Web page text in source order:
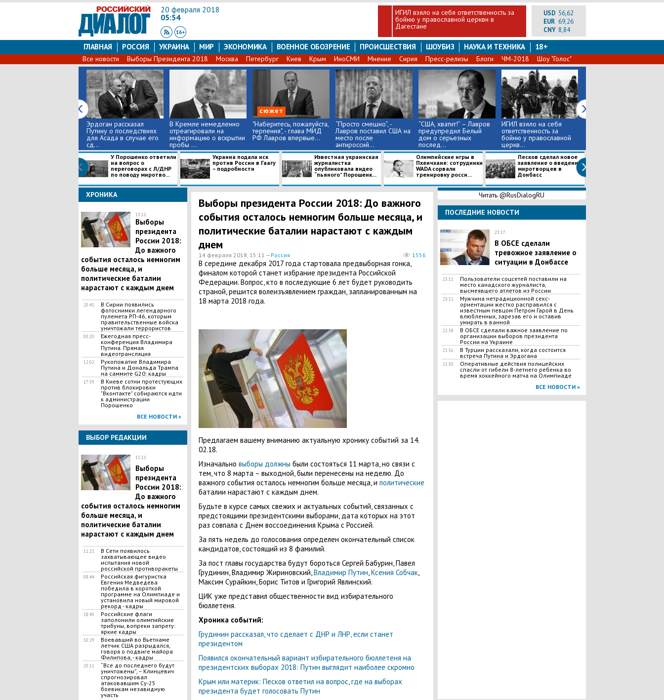
20 февраля 2018
05:54
​ИГИЛ взяло на себя ответственность за
бойню у православной церкви в
Дагестане
USD 56,62
EUR 69,26
CNY 8,84
ГЛАВНАЯ РОССИЯ УКРАИНА МИР ЭКОНОМИКА ВОЕННОЕ ОБОЗРЕНИЕ ПРОИСШЕСТВИЯ ШОУБИЗ НАУКА И ТЕХНИКА 18+
Все новости Выборы Президента 2018 Москва Петербург Киев Крым ИноСМИ Мнение Сирия Пресс-релизы Блоги ЧМ-2018 Шоу "Голос"
Эрдоган рассказал
Путину о последствиях
для Асада в случае его
сд...
В Кремле немедленно
отреагировали на
информацию о вскрытии
пробы ...
сюжет
"Наберитесь, пожалуйста,
терпения", - глава МИД
РФ Лавров впервые...
​“Просто смешно”, -
Лавров поставил США на
место после
антироссий...
​“США, хватит!” – Лавров
предупредил Белый
дом о серьезных
послед...
​ИГИЛ взяло на себя
ответственность за
бойню у православной
церкв...
У Порошенко ответили
на вопрос о
переговорах с Л/ДНР
по поводу миротво...
Украина подала иск
против России в Гаагу
– подробности
Известная украинская
журналистка
опубликовала видео
“пьяного” Порошенк...
Олимпийские игры в
Пхенчхане: сотрудники
WADA сорвали
тренировку росси...
Песков сделал новое
заявление о введении
миротворцев в
Донбасс
ХРОНИКА
15:11
Выборы
президента
России 2018:
До важного
события осталось немногим
больше месяца, и
политические баталии
нарастают с каждым днем
20:45
В Сирии появились
фотоснимки легендарного
пулемета РП-46, которым
правительственные войска
уничтожали террористов
00:20
Ежегодная пресс-
конференция Владимира
Путина. Прямая
видеотрансляция
12:02
Рукопожатие Владимира
Путина и Дональда Трампа
на саммите G20: кадры
17:59
В Киеве сотни протестующих
против блокировки
"Вконтакте" собираются идти
к администрации
Порошенко
ВСЕ НОВОСТИ »
ВЫБОР РЕДАКЦИИ
15:11
Выборы
президента
России 2018:
До важного
события осталось немногим
больше месяца, и
политические баталии
нарастают с каждым днем
11:21
В Сети появилось
захватывающее видео
испытания новой
российской противоракеты
08:44
Российская фигуристка
Евгения Медведева
победила в короткой
программе на Олимпиаде и
установила новый мировой
рекорд - кадры
18:45
Российские флаги
заполонили олимпийские
трибуны, вопреки запрету:
яркие кадры
10:29
Воевавший во Вьетнаме
летчик США разрыдался,
говоря о подвиге майора
Филипова, - кадры
20:11
“Все до последнего будут
уничтожены”, – Клинцевич
спрогнозировал
атаковавшим Су-25
боевикам незавидную
участь
Выборы президента России 2018: До важного
события осталось немногим больше месяца, и
политические баталии нарастают с каждым
днем
14 февраля 2018, 15:11 —Россия 1556
В середине декабря 2017 года стартовала предвыборная гонка,
финалом которой станет избрание президента Российской
Федерации. Вопрос, кто в последующие 6 лет будет руководить
страной, решится волеизъявлением граждан, запланированным на
18 марта 2018 года.
Предлагаем вашему вниманию актуальную хронику событий за 14.
02.18.
Изначально выборы должны были состояться 11 марта, но связи с
тем, что 8 марта – выходной, были перенесены на неделю. До
важного события осталось немногим больше месяца, и политические
баталии нарастают с каждым днем.
Будьте в курсе самых свежих и актуальных событий, связанных с
предстоящими президентскими выборами, дата которых на этот
раз совпала с Днем воссоединения Крыма с Россией.
За пять недель до голосования определен окончательный список
кандидатов, состоящий из 8 фамилий.
За пост главы государства будут бороться Сергей Бабурин, Павел
Грудинин, Владимир Жириновский,Владимир Путин,Ксения Собчак,
Максим Сурайкин, Борис Титов и Григорий Явлинский.
ЦИК уже представил общественности вид избирательного
бюллетеня.
Хроника событий:
Грудинин рассказал, что сделает с ДНР и ЛНР, если станет
президентом
Появился окончательный вариант избирательного бюллетеня на
президентских выборах 2018: Путин выглядит наиболее скромно
Крым или материк: Песков ответил на вопрос, где на выборах
президента будет голосовать Путин
Читать @RusDialogRU
ПОСЛЕДНИЕ НОВОСТИ
23:17
В ОБСЕ сделали
тревожное заявление о
ситуации в Донбассе
23:11
​Пользователи соцсетей поставили на
место канадского журналиста,
высмеявшего атлетов из России
23:11
Мужчина нетрадиционной секс-
ориентации жестко расправился с
известным певцом Петром Гарой в День
влюбленных, зарезав его и оставив
умирать в ванной
22:58
В ОБСЕ сделали важное заявление по
организации выборов президента
России на Украине
21:56
В Турции рассказали, когда состоится
встреча Путина и Эрдогана
21:30
Оперативные действия полицейских
спасли от гибели 8-летнего ребенка во
время хоккейного матча на Олимпиаде
ВСЕ НОВОСТИ »